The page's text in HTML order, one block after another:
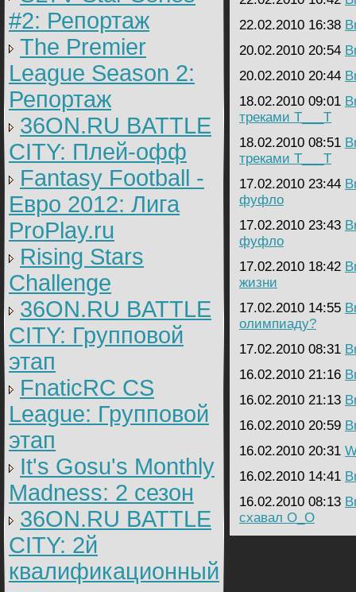
#2: Репортаж
The Premier
League Season 2:
Репортаж
36ON.RU BATTLE
CITY: Плей-офф
Fantasy Football -
Евро 2012: Лига
ProPlay.ru
Rising Stars
Challenge
36ON.RU BATTLE
CITY: Групповой
этап
FnaticRC CS
League: Групповой
этап
It's Gosu's Monthly
Madness: 2 сезон
36ON.RU BATTLE
CITY: 2й
квалификационный
22.02.2010 16:38
20.02.2010 20:54
20.02.2010 20:44
18.02.2010 09:01
треками Т___Т
18.02.2010 08:51
треками Т___Т
17.02.2010 23:44
фуфло
17.02.2010 23:43
фуфло
17.02.2010 18:42
жизни
17.02.2010 14:55
олимпиаду?
17.02.2010 08:31
16.02.2010 21:16
16.02.2010 21:13
16.02.2010 20:59
16.02.2010 20:31
16.02.2010 14:41
16.02.2010 08:13
схавал О_О